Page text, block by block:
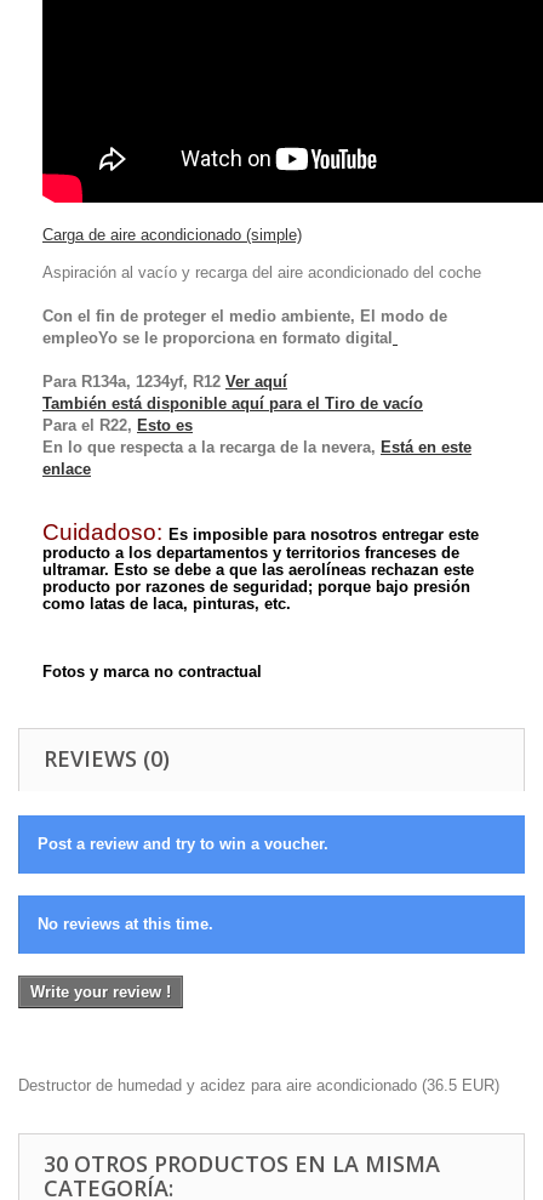
Carga de aire acondicionado (simple)
Aspiración al vacío y recarga del aire acondicionado del coche
Con el fin de proteger el medio ambiente, El modo de
empleoYo se le proporciona en formato digital
Para R134a, 1234yf, R12 Ver aquí
También está disponible aquí para el Tiro de vacío
Para el R22, Esto es
En lo que respecta a la recarga de la nevera, Está en este
enlace
Cuidadoso: Es imposible para nosotros entregar este
producto a los departamentos y territorios franceses de
ultramar. Esto se debe a que las aerolíneas rechazan este
producto por razones de seguridad; porque bajo presión
como latas de laca, pinturas, etc.
Fotos y marca no contractual
REVIEWS (0)
Post a review and try to win a voucher.
No reviews at this time.
Write your review !
Destructor de humedad y acidez para aire acondicionado (36.5 EUR)
30 OTROS PRODUCTOS EN LA MISMA
CATEGORÍA: